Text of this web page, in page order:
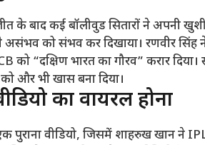
के बाद कई बॉलीवुड सितारों ने अपनी
असंभव को संभव कर दिखाया। रणवीर सिंह
को “दक्षिण भारत का गौरव” करार
और भी खास बना दिया।
का वायरल होना
पुराना वीडियो, जिसमें शाहरुख खान ने